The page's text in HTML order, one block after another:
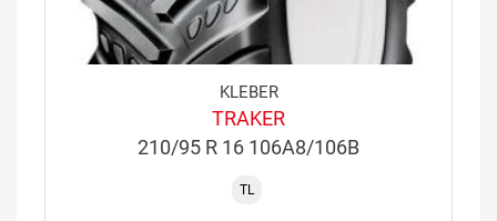
KLEBER
TRAKER
210/95 R 16 106A8/106B
TL